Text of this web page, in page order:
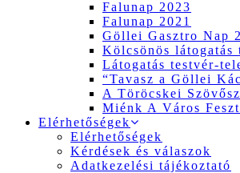
Falunap 2023
Falunap 2021
Göllei Gasztro Nap
Kölcsönös
Látogatás testvér-
“Tavasz a Göllei
A Töröcskei
Miénk A Város
Elérhetőségek
Elérhetőségek
Kérdések és válaszok
Adatkezelési tájékoztató